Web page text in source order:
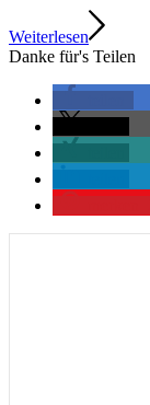
Weiterlesen
Danke für's Teilen